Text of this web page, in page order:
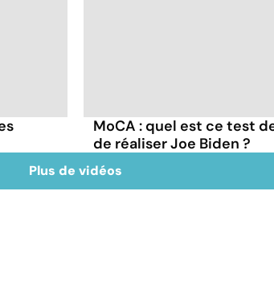
MoCA : quel est ce test
de réaliser Joe Biden ?
Plus de vidéos